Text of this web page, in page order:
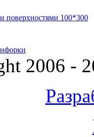
поверхностями 100*300
2006 -